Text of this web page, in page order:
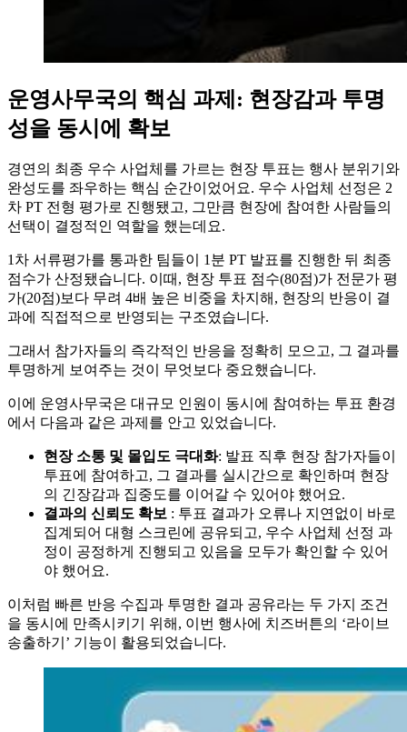
운영사무국의 핵심 과제: 현장감과 투명
성을 동시에 확보
경연의 최종 우수 사업체를 가르는 현장 투표는 행사 분위기와
완성도를 좌우하는 핵심 순간이었어요. 우수 사업체 선정은 2
차 PT 전형 평가로 진행됐고, 그만큼 현장에 참여한 사람들의
선택이 결정적인 역할을 했는데요.
1차 서류평가를 통과한 팀들이 1분 PT 발표를 진행한 뒤 최종
점수가 산정됐습니다. 이때, 현장 투표 점수(80점)가 전문가 평
가(20점)보다 무려 4배 높은 비중을 차지해, 현장의 반응이 결
과에 직접적으로 반영되는 구조였습니다.
그래서 참가자들의 즉각적인 반응을 정확히 모으고, 그 결과를
투명하게 보여주는 것이 무엇보다 중요했습니다.
이에 운영사무국은 대규모 인원이 동시에 참여하는 투표 환경
에서 다음과 같은 과제를 안고 있었습니다.
현장 소통 및 몰입도 극대화: 발표 직후 현장 참가자들이
투표에 참여하고, 그 결과를 실시간으로 확인하며 현장
의 긴장감과 집중도를 이어갈 수 있어야 했어요.
결과의 신뢰도 확보 : 투표 결과가 오류나 지연없이 바로
집계되어 대형 스크린에 공유되고, 우수 사업체 선정 과
정이 공정하게 진행되고 있음을 모두가 확인할 수 있어
야 했어요.
이처럼 빠른 반응 수집과 투명한 결과 공유라는 두 가지 조건
을 동시에 만족시키기 위해, 이번 행사에 치즈버튼의 ‘라이브
송출하기’ 기능이 활용되었습니다.